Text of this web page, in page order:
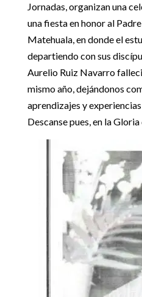
Jornadas, organizan una
una fiesta en honor al
Matehuala, en donde el
departiendo con sus
Aurelio Ruiz Navarro
mismo año, dejándonos
aprendizajes y
Descanse pues, en la Gloria